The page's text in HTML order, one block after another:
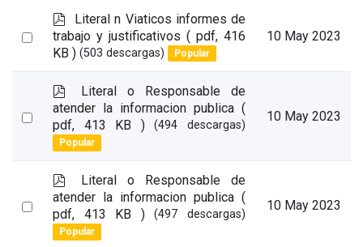
Select
p
d
f
Literal n Viaticos informes de
trabajo y justificativos ( pdf, 416
KB ) (503 descargas) Popular
10 May 2023
Select
item
p
d
Literal o Responsable de
atender la informacion publica (
pdf, 413 KB )
(494 descargas)
Popular
10 May 2023
Select
p
d
Literal o Responsable de
atender la informacion publica (
pdf, 413 KB )
(497 descargas)
Popular
10 May 2023